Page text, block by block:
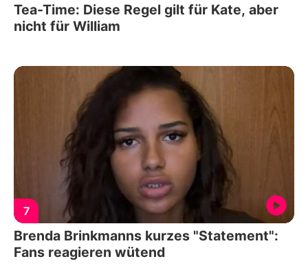
Tea-Time: Diese Regel gilt für Kate, aber
nicht für William
7
Brenda Brinkmanns kurzes "Statement":
Fans reagieren wütend